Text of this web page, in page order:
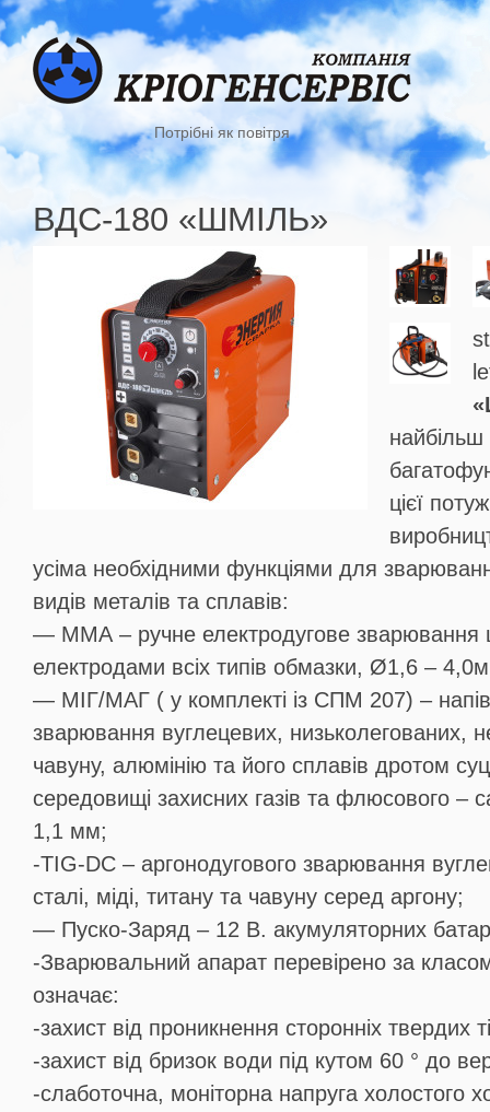
Потрібні як повітря
ВДС-180 «ШМІЛЬ»
найбільш
цієї
усіма необхідними функціями для
видів металів та сплавів:
— ММА – ручне електродугове зварювання
електродами всіх типів обмазки, Ø1,6 –
— МІГ/МАГ ( у комплекті із СПМ 207) –
зварювання вуглецевих, низьколегованих,
чавуну, алюмінію та його сплавів дротом
середовищі захисних газів та флюсового –
1,1 мм;
-TIG-DC – аргонодугового зварювання
сталі, міді, титану та чавуну серед аргону;
— Пуско-Заряд – 12 В. акумуляторних
-Зварювальний апарат перевірено за
означає:
-захист від проникнення сторонніх
-захист від бризок води під кутом 60 ° до
-слаботочна, моніторна напруга холостого